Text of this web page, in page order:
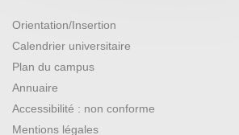
Orientation/Insertion
Calendrier universitaire
Plan du campus
Annuaire
Accessibilité : non conforme
Mentions légales